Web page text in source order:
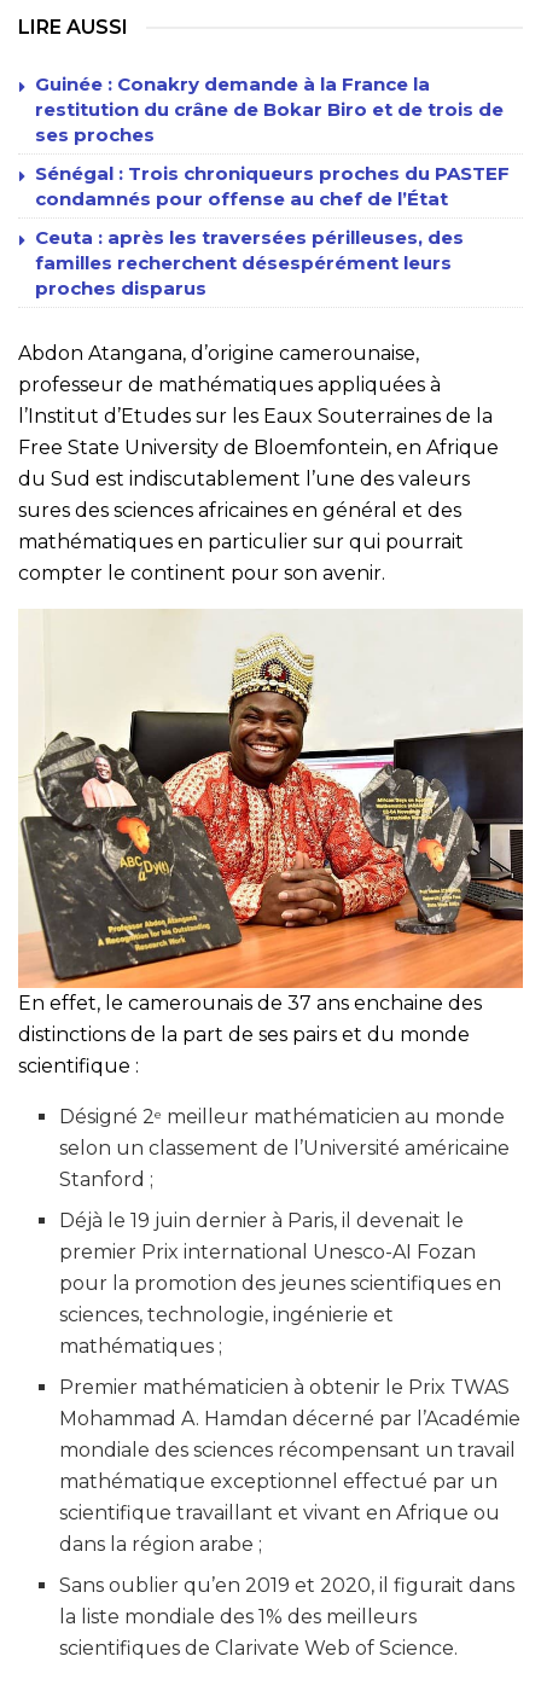
LIRE AUSSI
Guinée : Conakry demande à la France la
restitution du crâne de Bokar Biro et de trois de
ses proches
Sénégal : Trois chroniqueurs proches du PASTEF
condamnés pour offense au chef de l’État
Ceuta : après les traversées périlleuses, des
familles recherchent désespérément leurs
proches disparus
Abdon Atangana, d’origine camerounaise,
professeur de mathématiques appliquées à
l’Institut d’Etudes sur les Eaux Souterraines de la
Free State University de Bloemfontein, en Afrique
du Sud est indiscutablement l’une des valeurs
sures des sciences africaines en général et des
mathématiques en particulier sur qui pourrait
compter le continent pour son avenir.
En effet, le camerounais de 37 ans enchaine des
distinctions de la part de ses pairs et du monde
scientifique :
Désigné 2e meilleur mathématicien au monde
selon un classement de l’Université américaine
Stanford ;
Déjà le 19 juin dernier à Paris, il devenait le
premier Prix international Unesco-AI Fozan
pour la promotion des jeunes scientifiques en
sciences, technologie, ingénierie et
mathématiques ;
Premier mathématicien à obtenir le Prix TWAS
Mohammad A. Hamdan décerné par l’Académie
mondiale des sciences récompensant un travail
mathématique exceptionnel effectué par un
scientifique travaillant et vivant en Afrique ou
dans la région arabe ;
Sans oublier qu’en 2019 et 2020, il figurait dans
la liste mondiale des 1% des meilleurs
scientifiques de Clarivate Web of Science.